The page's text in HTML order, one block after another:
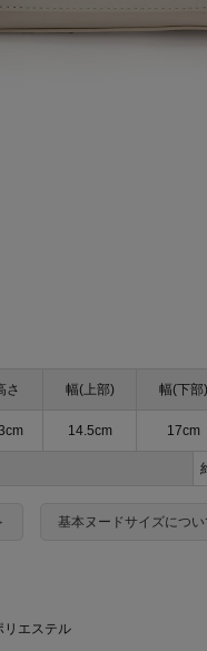
さ 幅(上部) 幅(下部)
14.5cm 17cm
基本ヌードサイズにつ
リエステル